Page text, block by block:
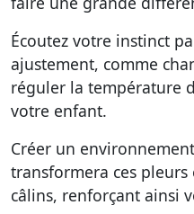
Écoutez votre instinct
ajustement, comme
réguler la température
votre enfant.
Créer un
transformera ces
câlins, renforçant ainsi